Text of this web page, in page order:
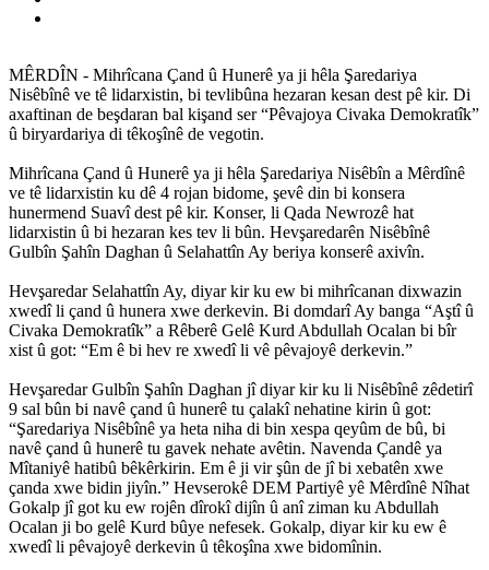
MÊRDÎN - Mihrîcana Çand û Hunerê ya ji hêla Şaredariya
Nisêbînê ve tê lidarxistin, bi tevlibûna hezaran kesan dest pê kir. Di
axaftinan de beşdaran bal kişand ser “Pêvajoya Civaka Demokratîk”
û biryardariya di têkoşînê de vegotin.
Mihrîcana Çand û Hunerê ya ji hêla Şaredariya Nisêbîn a Mêrdînê
ve tê lidarxistin ku dê 4 rojan bidome, şevê din bi konsera
hunermend Suavî dest pê kir. Konser, li Qada Newrozê hat
lidarxistin û bi hezaran kes tev li bûn. Hevşaredarên Nisêbînê
Gulbîn Şahîn Daghan û Selahattîn Ay beriya konserê axivîn.
Hevşaredar Selahattîn Ay, diyar kir ku ew bi mihrîcanan dixwazin
xwedî li çand û hunera xwe derkevin. Bi domdarî Ay banga “Aştî û
Civaka Demokratîk” a Rêberê Gelê Kurd Abdullah Ocalan bi bîr
xist û got: “Em ê bi hev re xwedî li vê pêvajoyê derkevin.”
Hevşaredar Gulbîn Şahîn Daghan jî diyar kir ku li Nisêbînê zêdetirî
9 sal bûn bi navê çand û hunerê tu çalakî nehatine kirin û got:
“Şaredariya Nisêbînê ya heta niha di bin xespa qeyûm de bû, bi
navê çand û hunerê tu gavek nehate avêtin. Navenda Çandê ya
Mîtaniyê hatibû bêkêrkirin. Em ê ji vir şûn de jî bi xebatên xwe
çanda xwe bidin jiyîn.” Hevserokê DEM Partiyê yê Mêrdînê Nîhat
Gokalp jî got ku ew rojên dîrokî dijîn û anî ziman ku Abdullah
Ocalan ji bo gelê Kurd bûye nefesek. Gokalp, diyar kir ku ew ê
xwedî li pêvajoyê derkevin û têkoşîna xwe bidomînin.